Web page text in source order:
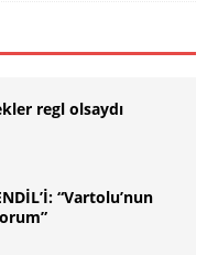
regl olsaydı
“Vartolu’nun